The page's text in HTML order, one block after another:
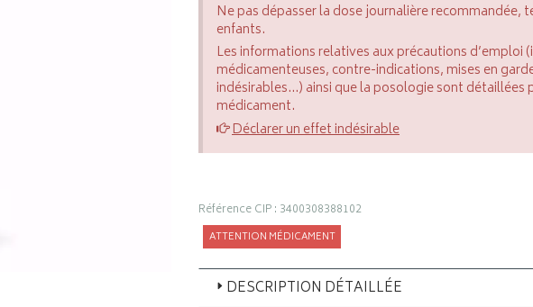
Ne pas dépasser la dose journalière recommandée,
enfants.
Les informations relatives aux précautions d’emploi
médicamenteuses, contre-indications, mises en
indésirables...) ainsi que la posologie sont détaillées
médicament.
Déclarer un effet indésirable
Référence CIP : 3400308388102
ATTENTION MÉDICAMENT
DESCRIPTION DÉTAILLÉE